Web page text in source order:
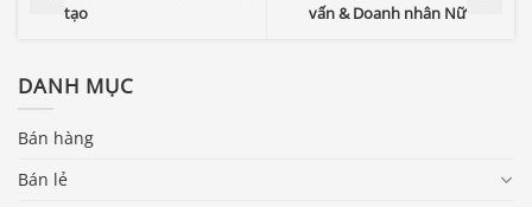
tạo
vấn & Doanh nhân Nữ
DANH MỤC
Bán hàng
Bán lẻ